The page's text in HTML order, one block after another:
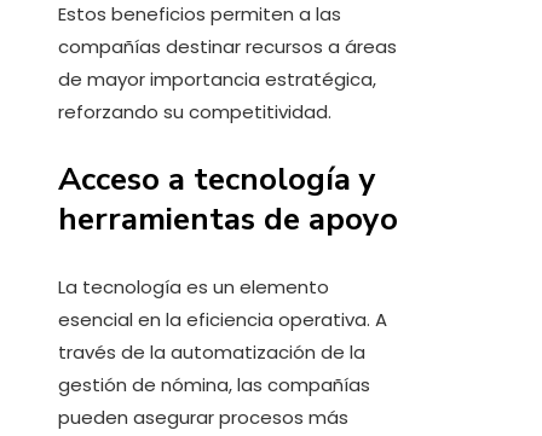
Estos beneficios permiten a las
compañías destinar recursos a áreas
de mayor importancia estratégica,
reforzando su competitividad.
Acceso a tecnología y
herramientas de apoyo
La tecnología es un elemento
esencial en la eficiencia operativa. A
través de la automatización de la
gestión de nómina, las compañías
pueden asegurar procesos más